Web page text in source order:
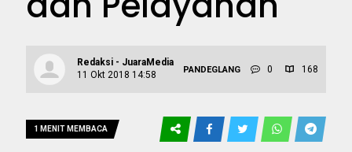
Redaksi - JuaraMedia
11 Okt 2018 14:58
PANDEGLANG 0 168
1 MENIT MEMBACA